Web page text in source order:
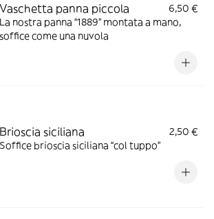
Vaschetta panna piccola
6,50 €
La nostra panna “1889” montata a mano,
soffice come una nuvola
Brioscia siciliana
2,50 €
Soffice brioscia siciliana “col tuppo”